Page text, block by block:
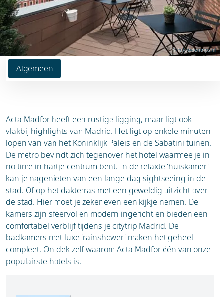
Algemeen
© tui-stedentrips.nl
Acta Madfor heeft een rustige ligging, maar ligt ook
vlakbij highlights van Madrid. Het ligt op enkele minuten
lopen van van het Koninklijk Paleis en de Sabatini tuinen.
De metro bevindt zich tegenover het hotel waarmee je in
no time in hartje centrum bent. In de relaxte 'huiskamer'
kan je nagenieten van een lange dag sightseeing in de
stad. Of op het dakterras met een geweldig uitzicht over
de stad. Hier moet je zeker even een kijkje nemen. De
kamers zijn sfeervol en modern ingericht en bieden een
comfortabel verblijf tijdens je citytrip Madrid. De
badkamers met luxe 'rainshower' maken het geheel
compleet. Ontdek zelf waarom Acta Madfor één van onze
populairste hotels is.